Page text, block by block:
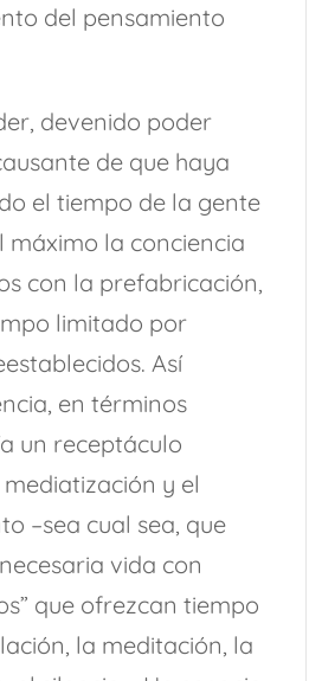
del pensamiento
devenido poder
de que haya
el tiempo de la gente
máximo la conciencia
con la prefabricación,
limitado por
Así
en términos
un receptáculo
y el
–sea cual sea, que
vida con
que ofrezcan tiempo
la meditación, la